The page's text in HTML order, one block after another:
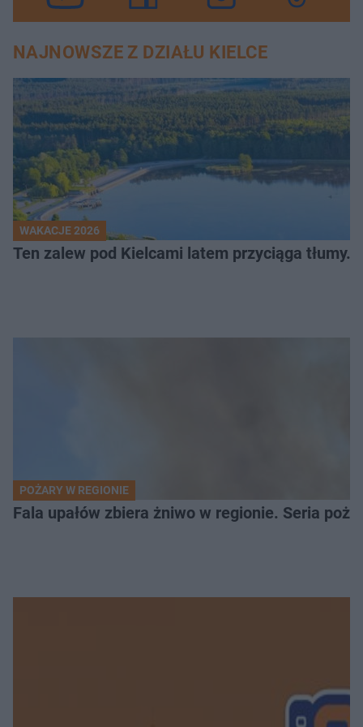
NAJNOWSZE Z DZIAŁU KIELCE
WAKACJE 2026
Ten zalew pod Kielcami latem przyciąga
POŻARY W REGIONIE
Fala upałów zbiera żniwo w regionie. Seria